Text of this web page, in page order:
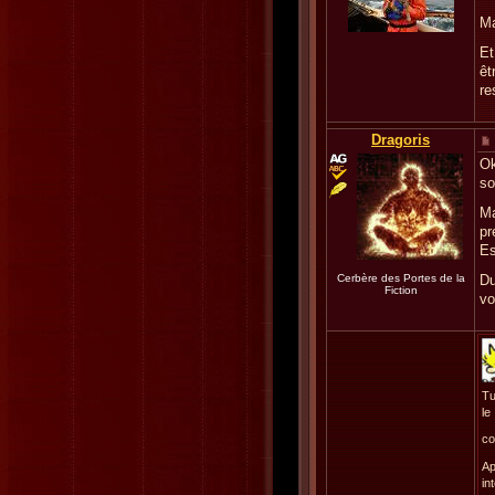
Dragoris
Cerbère des Portes de la
Fiction
le